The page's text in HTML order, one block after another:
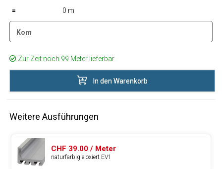
= 0 m
Kom
Zur Zeit noch 99 Meter lieferbar
In den Warenkorb
Weitere Ausführungen
CHF 39.00 / Meter
naturfarbig eloxiert EV1